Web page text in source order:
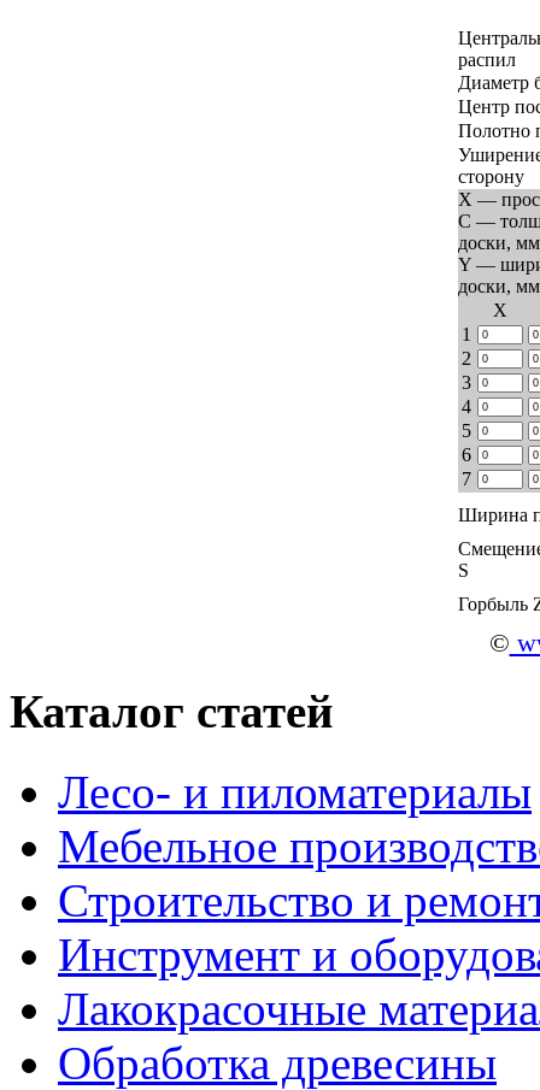
распил
Диаметр
Центр
Полотно
сторону
X —
C —
доски, мм
Y —
доски, мм
Х
1
2
3
4
5
6
7
Ширина
S
Горбыль
©
Каталог статей
Лесо- и пиломатериалы
Мебельное
Строительство и
Инструмент и
Лакокрасочные
Обработка древесины